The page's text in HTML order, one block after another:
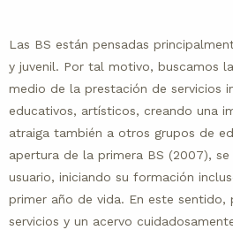
Las BS están pensadas
y juvenil. Por tal motivo, buscamos
medio de la prestación de servicios
educativos, artísticos, creando una
atraiga también a otros grupos de
apertura de la primera BS (2007),
usuario, iniciando su formación
primer año de vida. En este sentido,
servicios y un acervo